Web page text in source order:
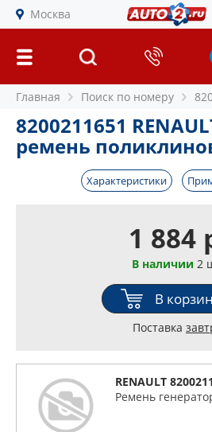
Москва
Главная Поиск по номеру
8200211651
ремень
Характеристики
1 884
В наличии 2
В
Поставка
RENAULT
Ремень